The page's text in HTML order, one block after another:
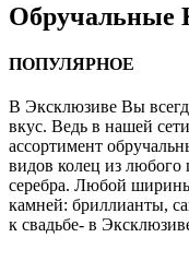
Обручальные
ПОПУЛЯРНОЕ
В Эксклюзиве Вы
вкус. Ведь в нашей
ассортимент
видов колец из любого
серебра. Любой
камней: бриллианты,
к свадьбе- в